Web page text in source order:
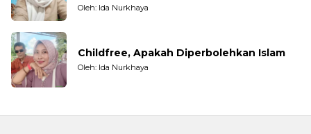
Oleh: Ida Nurkhaya
Childfree, Apakah Diperbolehkan Islam
Oleh: Ida Nurkhaya